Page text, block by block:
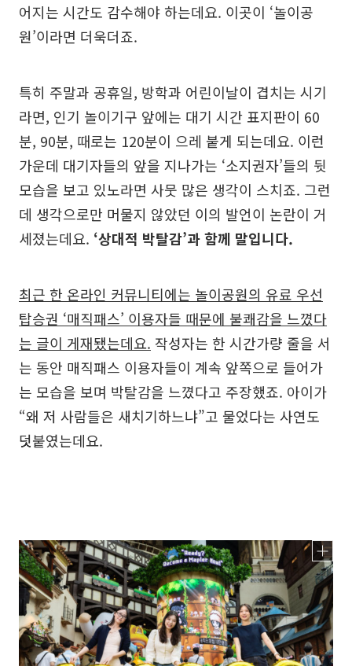
어지는 시간도 감수해야 하는데요. 이곳이 ‘놀이공
원’이라면 더욱더죠.
특히 주말과 공휴일, 방학과 어린이날이 겹치는 시기
라면, 인기 놀이기구 앞에는 대기 시간 표지판이 60
분, 90분, 때로는 120분이 으레 붙게 되는데요. 이런
가운데 대기자들의 앞을 지나가는 ‘소지권자’들의 뒷
모습을 보고 있노라면 사뭇 많은 생각이 스치죠. 그런
데 생각으로만 머물지 않았던 이의 발언이 논란이 거
세졌는데요. ‘상대적 박탈감’과 함께 말입니다.
최근 한 온라인 커뮤니티에는 놀이공원의 유료 우선
탑승권 ‘매직패스’ 이용자들 때문에 불쾌감을 느꼈다
는 글이 게재됐는데요. 작성자는 한 시간가량 줄을 서
는 동안 매직패스 이용자들이 계속 앞쪽으로 들어가
는 모습을 보며 박탈감을 느꼈다고 주장했죠. 아이가
“왜 저 사람들은 새치기하느냐”고 물었다는 사연도
덧붙였는데요.